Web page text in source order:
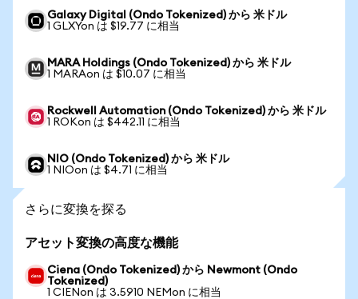
Galaxy Digital (Ondo Tokenized) から 米ドル
1 GLXYon は $19.77 に相当
MARA Holdings (Ondo Tokenized) から 米ドル
1 MARAon は $10.07 に相当
Rockwell Automation (Ondo Tokenized) から 米ドル
1 ROKon は $442.11 に相当
NIO (Ondo Tokenized) から 米ドル
1 NIOon は $4.71 に相当
さらに変換を探る
アセット変換の高度な機能
Ciena (Ondo Tokenized) から Newmont (Ondo
Tokenized)
1 CIENon は 3.5910 NEMon に相当